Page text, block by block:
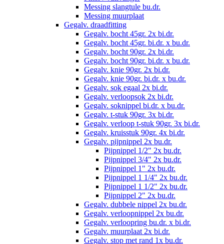
Messing slangtule bu.dr.
Messing muurplaat
Gegalv. draadfitting
Gegalv. bocht 45gr. 2x bi.dr.
Gegalv. bocht 45gr. bi.dr. x bu.dr.
Gegalv. bocht 90gr. 2x bi.dr.
Gegalv. bocht 90gr. bi.dr. x bu.dr.
Gegalv. knie 90gr. 2x bi.dr.
Gegalv. knie 90gr. bi.dr. x bu.dr.
Gegalv. sok egaal 2x bi.dr.
Gegalv. verloopsok 2x bi.dr.
Gegalv. soknippel bi.dr. x bu.dr.
Gegalv. t-stuk 90gr. 3x bi.dr.
Gegalv. verloop t-stuk 90gr. 3x bi.dr.
Gegalv. kruisstuk 90gr. 4x bi.dr.
Gegalv. pijpnippel 2x bu.dr.
Pijpnippel 1/2" 2x bu.dr.
Pijpnippel 3/4" 2x bu.dr.
Pijpnippel 1" 2x bu.dr.
Pijpnippel 1 1/4" 2x bu.dr.
Pijpnippel 1 1/2" 2x bu.dr.
Pijpnippel 2" 2x bu.dr.
Gegalv. dubbele nippel 2x bu.dr.
Gegalv. verloopnippel 2x bu.dr.
Gegalv. verloopring bu.dr. x bi.dr.
Gegalv. muurplaat 2x bi.dr.
Gegalv. stop met rand 1x bu.dr.